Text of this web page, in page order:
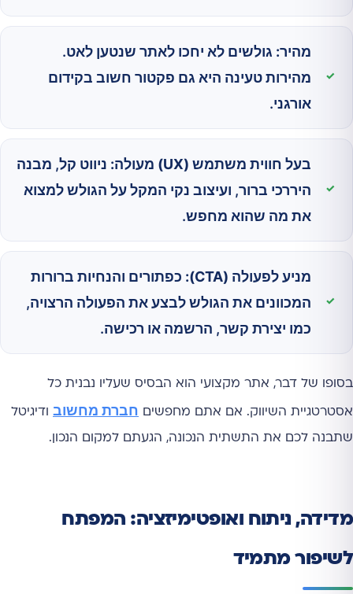
מהיר: גולשים לא יחכו לאתר שנטען לאט.
מהירות טעינה היא גם פקטור חשוב בקידום
אורגני.
בעל חווית משתמש (UX) מעולה:
ניווט קל, מבנה
היררכי ברור, ועיצוב נקי המקל על הגולש למצוא
את מה שהוא מחפש.
מניע לפעולה (CTA):
כפתורים והנחיות ברורות
המכוונים את הגולש לבצע את הפעולה הרצויה,
כמו יצירת קשר, הרשמה או רכישה.
בסופו של דבר, אתר מקצועי הוא הבסיס שעליו נבנית כל
אסטרטגיית השיווק. אם אתם מחפשים חברת מחשוב ודיגיטל
שתבנה לכם את התשתית הנכונה, הגעתם למקום הנכון.
מדידה, ניתוח ואופטימיזציה: המפתח
לשיפור מתמיד